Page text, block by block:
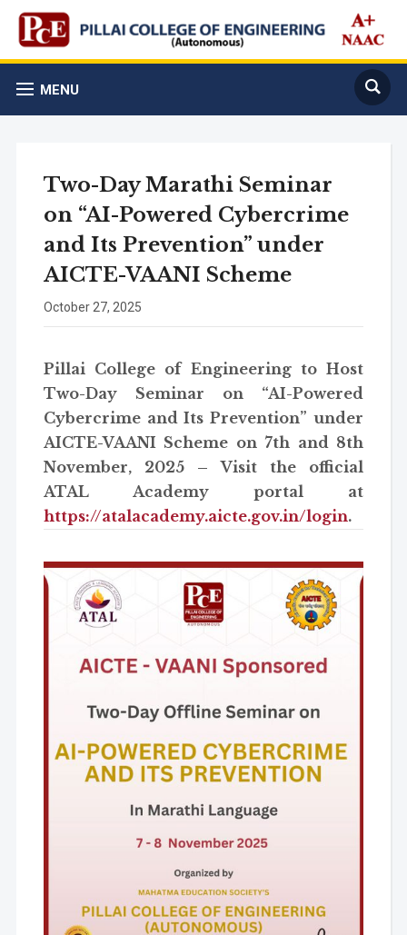
MENU
Two-Day Marathi Seminar
on “AI-Powered Cybercrime
and Its Prevention” under
AICTE-VAANI Scheme
October 27, 2025
Pillai College of Engineering to Host
Two-Day Seminar on “AI-Powered
Cybercrime and Its Prevention” under
AICTE-VAANI Scheme on 7th and 8th
November, 2025 – Visit the official
ATAL Academy portal at
https://atalacademy.aicte.gov.in/login.